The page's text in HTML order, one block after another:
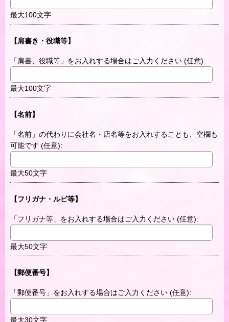
最大100文字
【肩書き・役職等】
「肩書、役職等」をお入れする場合はご入力ください (任意):
最大100文字
【名前】
「名前」の代わりに会社名・店名等をお入れすることも、空欄も
可能です (任意):
最大50文字
【フリガナ・ルビ等】
「フリガナ等」をお入れする場合はご入力ください (任意):
最大50文字
【郵便番号】
「郵便番号」をお入れする場合はご入力ください (任意):
最大30文字